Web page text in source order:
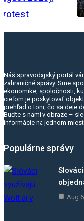
Náš spravodajský portál
zahraničné správy. Sme
ekonomike, spoločnosti,
cieľom je poskytovať
prehľad o tom, čo sa deje
Buďte s nami v obraze –
informácie na jednom
Populárne správy
Aug